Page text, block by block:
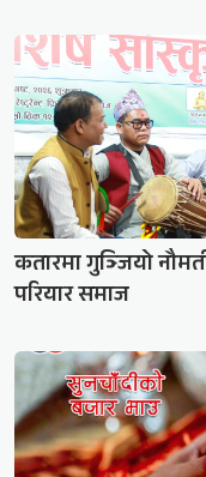
कतारमा गुञ्जियो
परियार समाज